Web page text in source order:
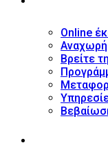
Online
Βρείτε